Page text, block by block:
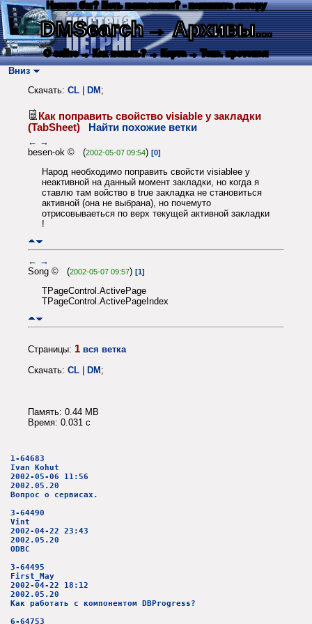
Нашли баг? Есть пожелания? - напишите автору
DMSearch→ Архивы...
О сайте → Как искать? → Карта → Текс. протокол
Вниз
Скачать: CL DM ;
Как поправить свойство visiable у закладки
(TabSheet)
Найти похожие ветки
← →
besen-ok © (2002-05-07 09:54) [0]
Народ необходимо поправить свойсти visiablee у
неактивной на данный момент закладки, но когда я
ставлю там войство в true закладка не становиться
активной (она не выбрана), но почемуто
отрисовываеться по верх текущей активной закладки
!
← →
Song © (2002-05-07 09:57) [1]
TPageControl.ActivePage
TPageControl.ActivePageIndex
Страницы: 1 вся ветка
Скачать: CL DM ;
Память: 0.44 MB
Время: 0.031 c
1-64683
Ivan Kohut
2002-05-06 11:56
2002.05.20
Вопрос о сервисах.
3-64490
Vint
2002-04-22 23:43
2002.05.20
ODBC
3-64495
First_May
2002-04-22 18:12
2002.05.20
Как работать с компонентом DBProgress?
6-64753